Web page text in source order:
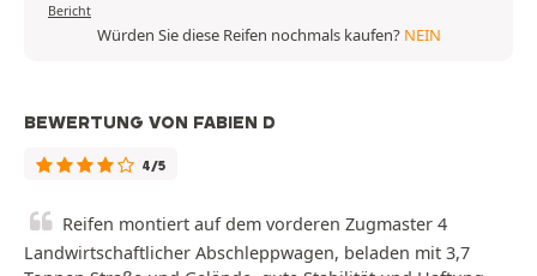
Bericht
Würden Sie diese Reifen nochmals kaufen? NEIN
BEWERTUNG VON FABIEN D
4/5
Reifen montiert auf dem vorderen Zugmaster 4
Landwirtschaftlicher Abschleppwagen, beladen mit 3,7